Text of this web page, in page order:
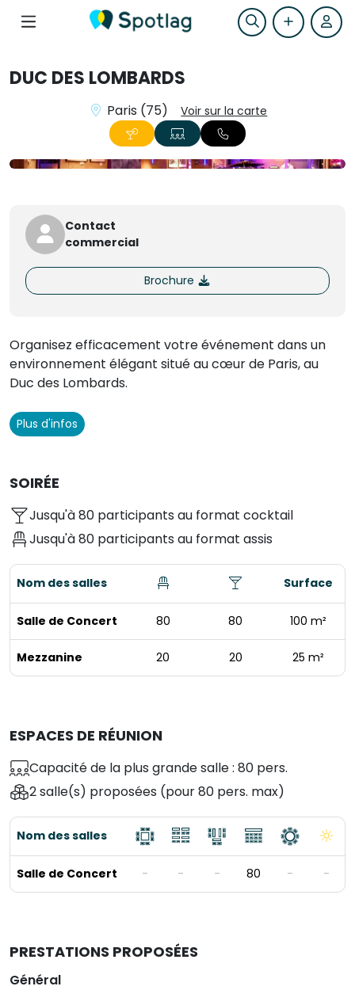
DUC DES LOMBARDS
Paris (75) Voir sur la carte
Contact
commercial
Brochure
Organisez efficacement votre événement dans un
environnement élégant situé au cœur de Paris, au
Duc des Lombards.
Plus d'infos
SOIRÉE
Jusqu'à 80 participants au format cocktail
Jusqu'à 80 participants au format assis
Nom des salles Surface
Salle de Concert 80 80 100 m²
Mezzanine 20 20 25 m²
ESPACES DE RÉUNION
Capacité de la plus grande salle : 80 pers.
2 salle(s) proposées (pour 80 pers. max)
Nom des salles
Salle de Concert - - - 80 - -
PRESTATIONS PROPOSÉES
Général